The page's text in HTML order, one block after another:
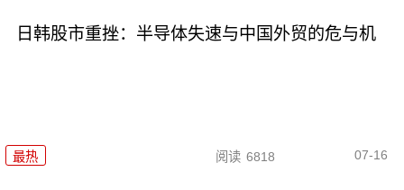
日韩股市重挫：半导体失速与中国外贸的危与机
最热 阅读 6818 07-16